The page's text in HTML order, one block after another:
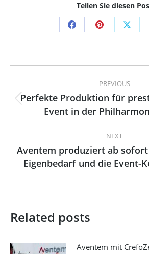
Teilen Sie diesen
Share
Facebook
Share
Pinterest
Share
X
navigation
PREVIOUS
Previous
post:
Perfekte Produktion für
Event in der
NEXT
Next
post:
Aventem produziert ab
Eigenbedarf und die Event-
Related posts
Aventem mit